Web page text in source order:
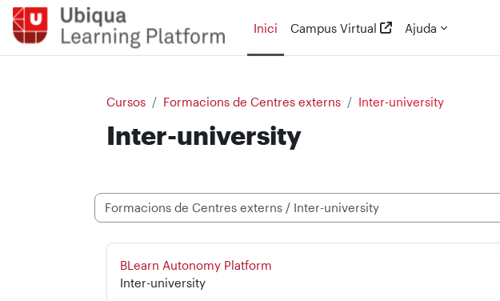
Ves al contingut principal
Inici
Campus Virtual Ajuda
Cursos Formacions de Centres externs Inter-university
Inter-university
Categories de cursos
Nom del curs
BLearn Autonomy Platform
Categoria de curs
Inter-university